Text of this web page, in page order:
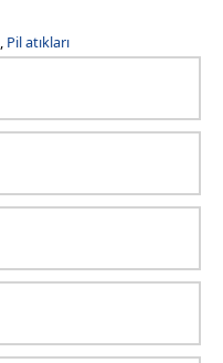
, Pil atıkları